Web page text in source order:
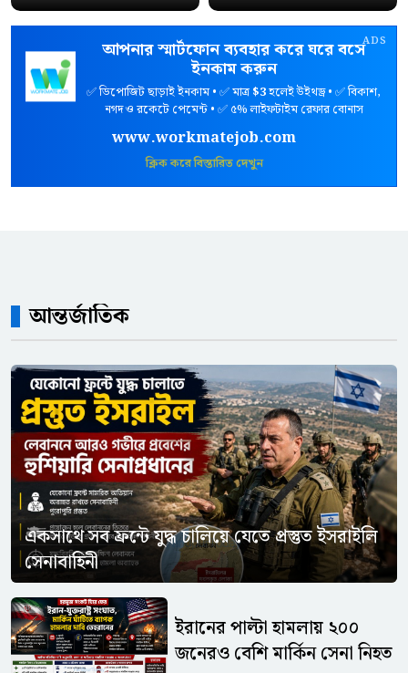
ADS
আপনার স্মার্টফোন ব্যবহার করে ঘরে বসে
ইনকাম করুন
✅ ডিপোজিট ছাড়াই ইনকাম • ✅ মাত্র$3হলেই উইথড্র • ✅ বিকাশ,
নগদ ও রকেটে পেমেন্ট • ✅ ৫% লাইফটাইম রেফার বোনাস
www.workmatejob.com
ক্লিক করে বিস্তারিত দেখুন
আন্তর্জাতিক
একসাথে সব ফ্রন্টে যুদ্ধ চালিয়ে যেতে প্রস্তুত ইসরাইলি
সেনাবাহিনী
ইরানের পাল্টা হামলায় ২০০
জনেরও বেশি মার্কিন সেনা নিহত